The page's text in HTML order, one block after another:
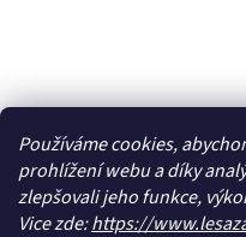
Používáme cookies,
prohlížení webu a díky
zlepšovali jeho funkce,
Vice zde:https://